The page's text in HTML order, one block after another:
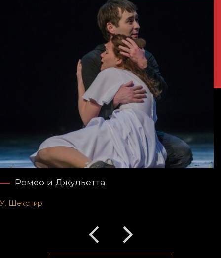
Тевье... История одного еврея
Г. Горин